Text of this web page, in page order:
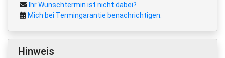
Ihr Wunschtermin ist nicht dabei?
Mich bei Termingarantie benachrichtigen.
Hinweis